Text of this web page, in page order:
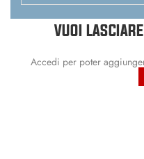
VUOI
Accedi per poter